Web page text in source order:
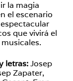
la magia
el escenario
que vivirá el
letras:Josep
Zapater,